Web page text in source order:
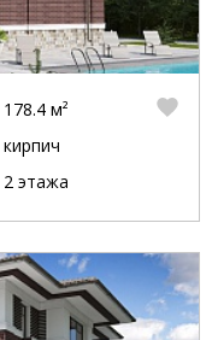
178.4 м²
кирпич
2 этажа